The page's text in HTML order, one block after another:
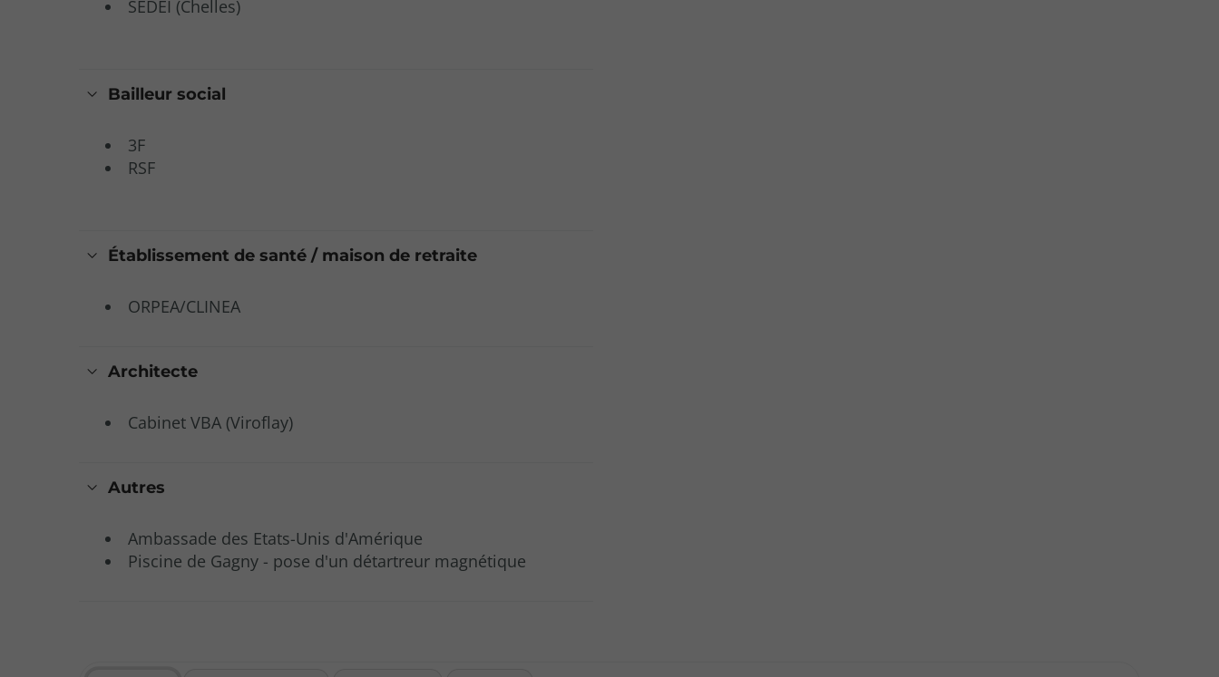
SEDEI (Chelles)
Bailleur social
3F
RSF
Établissement de santé / maison de retraite
ORPEA/CLINEA
Architecte
Cabinet VBA (Viroflay)
Autres
Ambassade des Etats-Unis d'Amérique
Piscine de Gagny - pose d'un détartreur magnétique